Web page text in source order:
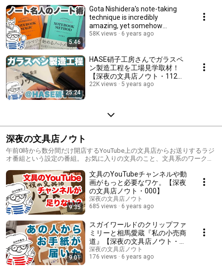
5:46
Gota Nishidera's note-taking
technique is incredibly
amazing, yet somehow
heartwarming [Late-nigh...
58K views 6 years ago
25:24
HASE硝子工房さんでガラスペ
ン製造工程を工場見学取材！
【深夜の文具店ノウト・112】
How to make Glass pen.
22K views 5 years ago
深夜の文具店ノウト
午前0時から数分間だけ開店するYouTube上の文具店からお送りするラジ
オ番組という設定の番組。 お気に入りの文具のこと、文具系のワークシ
こと、また小さな文具メーカーのものづくりのことや、クラウドファン
ディングで経験したことなど、ざっくばらんにお話いたします。
9:35
文具のYouTubeチャンネルや動
画がもっと必要なワケ。【深夜
の文具店ノウト・000】
深夜の文具店ノウト
685 views
6 years ago
9:01
スガイワールドのクリップファ
ミリーと相馬愛蔵『私の小売商
道』【深夜の文具店ノウト・
001】
深夜の文具店ノウト
176 views
6 years ago